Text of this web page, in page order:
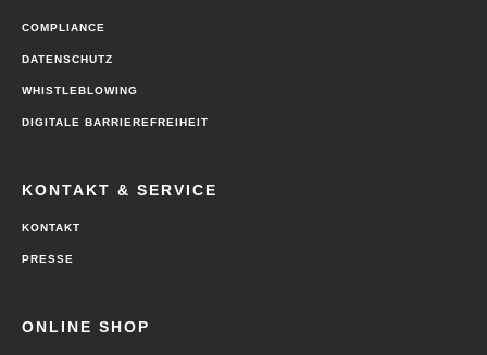
COMPLIANCE
DATENSCHUTZ
WHISTLEBLOWING
DIGITALE BARRIEREFREIHEIT
KONTAKT & SERVICE
KONTAKT
PRESSE
ONLINE SHOP